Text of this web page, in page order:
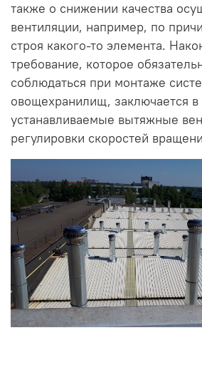
также о снижении качества
вентиляции, например, по
строя какого-то элемента.
требование, которое
соблюдаться при монтаже
овощехранилищ, заключается
устанавливаемые вытяжные
регулировки скоростей